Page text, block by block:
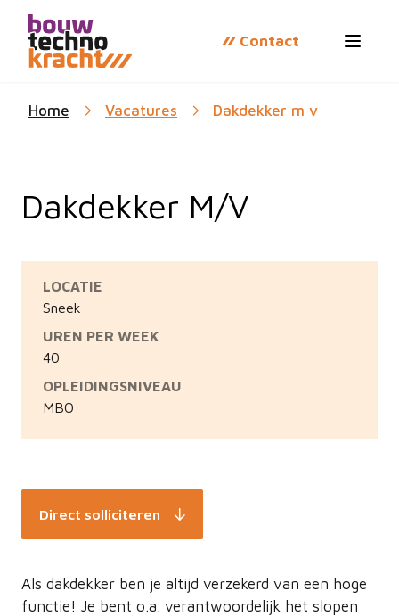
Contact
Open
Home Vacatures Dakdekker m v
Dakdekker M/V
LOCATIE
Sneek
UREN PER WEEK
40
OPLEIDINGSNIVEAU
MBO
Direct solliciteren
Als dakdekker ben je altijd verzekerd van een hoge
functie! Je bent o.a. verantwoordelijk het slopen